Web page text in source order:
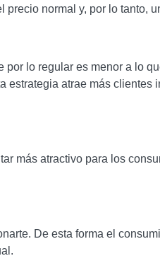
normal y, por lo tanto,
lo regular es menor a lo
atrae más clientes
más atractivo para los
De esta forma el